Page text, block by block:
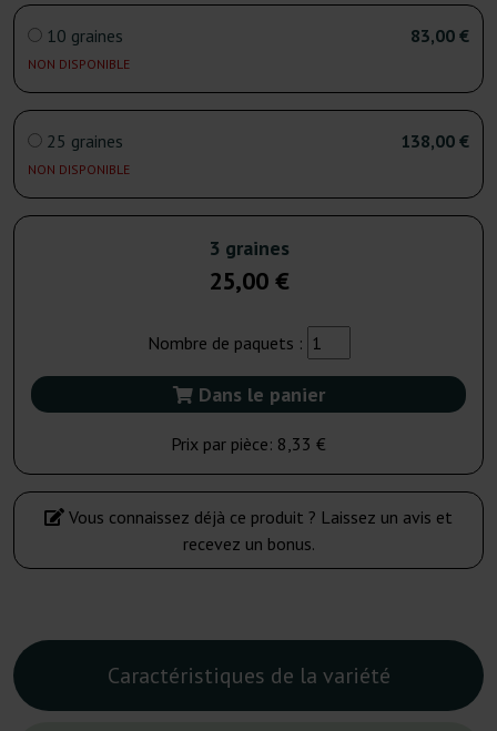
10 graines
NON DISPONIBLE
83,00 €
25 graines
NON DISPONIBLE
138,00 €
3 graines
25,00 €
Nombre de paquets :
Dans le panier
Prix par pièce: 8,33 €
Vous connaissez déjà ce produit ? Laissez un avis et
recevez un bonus.
Caractéristiques de la variété